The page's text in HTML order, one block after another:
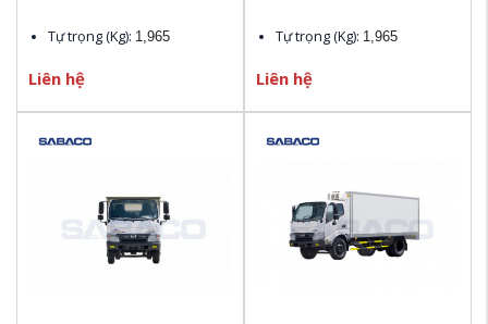
Tự trọng (Kg): 1,965
Chiều dài cơ sở (mm):
Khoảng cách từ sau Cabin
đến điểm cuối chassis (mm):
Liên hệ
Tự trọng (Kg): 1,965
Chiều dài cơ sở (mm):
Khoảng cách từ sau Cabin
đến điểm cuối chassis (mm):
3,040
Liên hệ